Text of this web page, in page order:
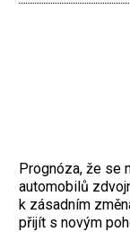
Prognóza, že se
automobilů
k zásadním
přijít s novým